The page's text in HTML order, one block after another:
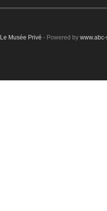
Le Musée Privé - Powered by